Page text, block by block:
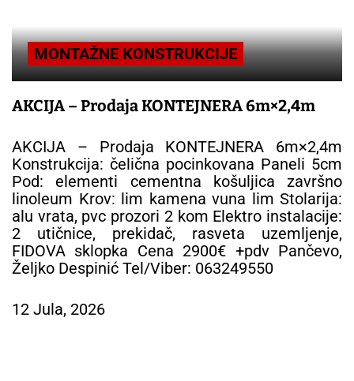
MONTAŽNE KONSTRUKCIJE
AKCIJA – Prodaja KONTEJNERA 6m×2,4m
AKCIJA – Prodaja KONTEJNERA 6m×2,4m
Konstrukcija: čelična pocinkovana Paneli 5cm
Pod: elementi cementna košuljica završno
linoleum Krov: lim kamena vuna lim Stolarija:
alu vrata, pvc prozori 2 kom Elektro instalacije:
2 utičnice, prekidač, rasveta uzemljenje,
FIDOVA sklopka Cena 2900€ +pdv Pančevo,
Željko Despinić Tel/Viber: 063249550
12 Jula, 2026